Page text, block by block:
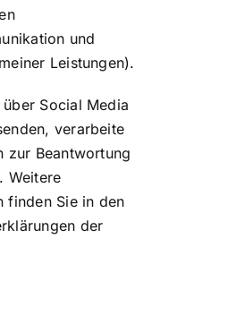
und
Leistungen).
Social Media
verarbeite
zur Beantwortung
Weitere
finden Sie in den
der